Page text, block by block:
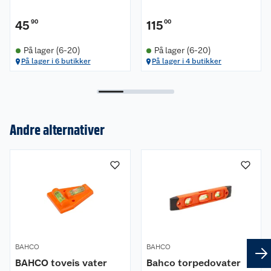
45 90
På lager (6-20)
På lager i 6 butikker
115 00
På lager (6-20)
På lager i 4 butikker
Andre alternativer
BAHCO
BAHCO toveis vater
BAHCO
Bahco torpedovater
Kundeservice
Kontakt oss
Reklamasjon
Om oss
Nyheter
Våre kjeder
Personvern
Lavprisløfte
Oppussing med utemaling